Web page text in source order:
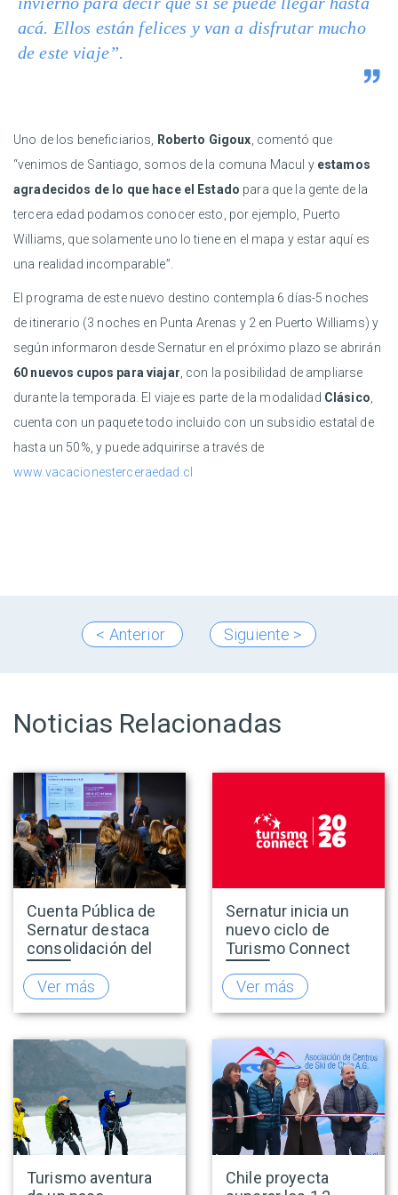
acá. Ellos están felices y van a disfrutar mucho
de este viaje”.
Uno de los beneficiarios, Roberto Gigoux , comentó que
“venimos de Santiago, somos de la comuna Macul y estamos
agradecidos de lo que hace el Estado para que la gente de la
tercera edad podamos conocer esto, por ejemplo, Puerto
Williams, que solamente uno lo tiene en el mapa y estar aquí es
una realidad incomparable”.
El programa de este nuevo destino contempla 6 días-5 noches
de itinerario (3 noches en Punta Arenas y 2 en Puerto Williams) y
según informaron desde Sernatur en el próximo plazo se abrirán
60 nuevos cupos para viajar , con la posibilidad de ampliarse
durante la temporada. El viaje es parte de la modalidad Clásico
cuenta con un paquete todo incluido con un subsidio estatal de
hasta un 50%, y puede adquirirse a través de
www.vacacionesterceraedad.cl
< Anterior Siguiente >
Noticias Relacionadas
Cuenta Pública de
Sernatur destaca
consolidación del
turismo en 2025 y
presenta hoja de
ruta para fortalecer
la competitividad
del sector
Ver más
Sernatur inicia un
nuevo ciclo de
Turismo Connect
para fortalecer la
inteligencia de
mercado de la
industria turística
Ver más
Turismo aventura
Chile proyecta